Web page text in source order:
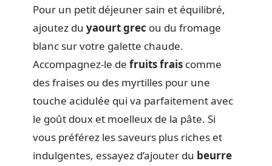
Pour un petit déjeuner sain et équilibré,
ajoutez du yaourt grec ou du fromage
blanc sur votre galette chaude.
Accompagnez-le de fruits frais comme
des fraises ou des myrtilles pour une
touche acidulée qui va parfaitement avec
le goût doux et moelleux de la pâte. Si
vous préférez les saveurs plus riches et
indulgentes, essayez d’ajouter du beurre